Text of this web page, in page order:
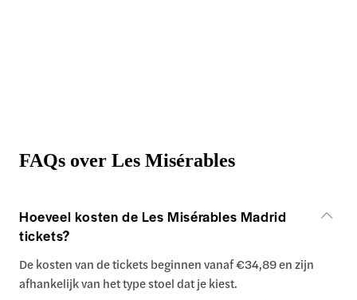
FAQs over Les Misérables
Hoeveel kosten de Les Misérables Madrid
tickets?
De kosten van de tickets beginnen vanaf €34,89 en zijn
afhankelijk van het type stoel dat je kiest.